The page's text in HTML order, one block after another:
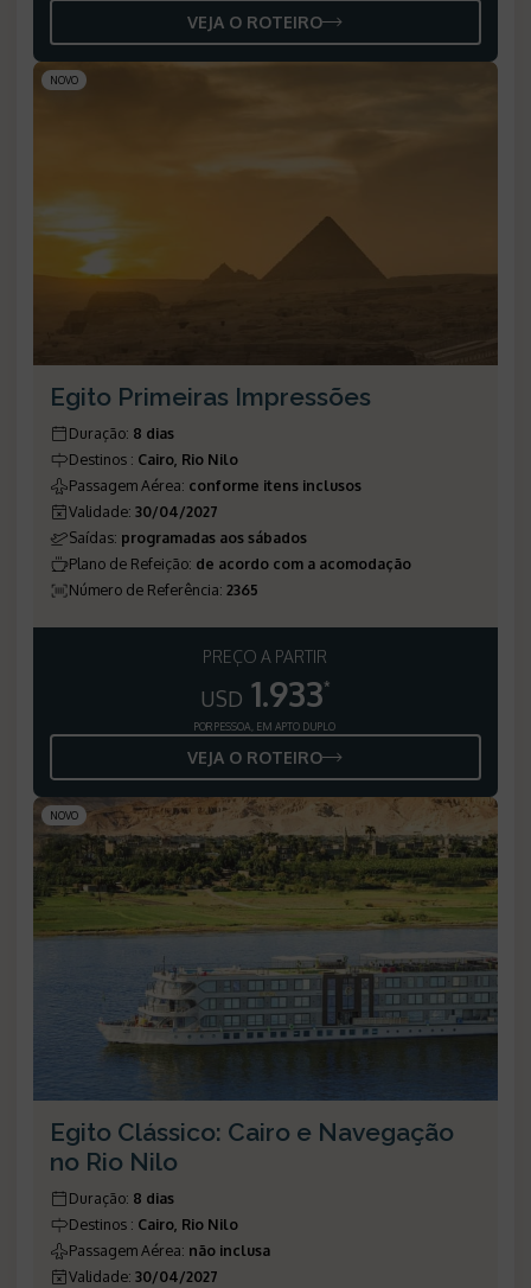
VEJA O ROTEIRO
NOVO
Egito Primeiras Impressões
Duração: 8 dias
Destinos : Cairo, Rio Nilo
Passagem Aérea: conforme itens inclusos
Validade: 30/04/2027
Saídas: programadas aos sábados
Plano de Refeição: de acordo com a acomodação
Número de Referência: 2365
PREÇO A PARTIR
USD 1.933*
POR PESSOA, EM APTO DUPLO
VEJA O ROTEIRO
NOVO
Egito Clássico: Cairo e Navegação
no Rio Nilo
Duração: 8 dias
Destinos : Cairo, Rio Nilo
Passagem Aérea: não inclusa
Validade: 30/04/2027